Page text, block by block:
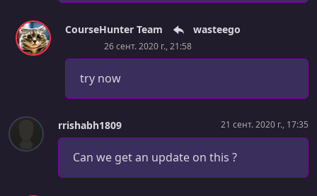
CourseHunter Team wasteego
26 сент. 2020 г., 21:58
try now
rrishabh1809 21 сент. 2020 г., 17:35
Can we get an update on this ?